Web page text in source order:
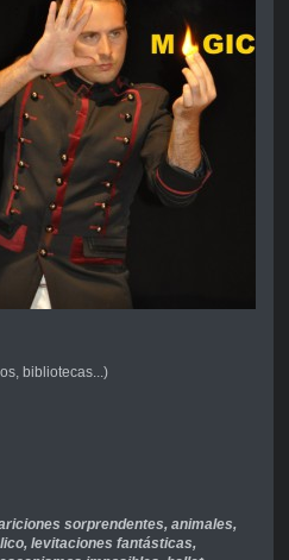
bibliotecas...)
sorprendentes, animales,
levitaciones fantásticas,